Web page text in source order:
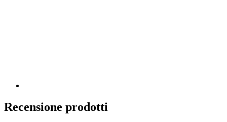
Recensione prodotti